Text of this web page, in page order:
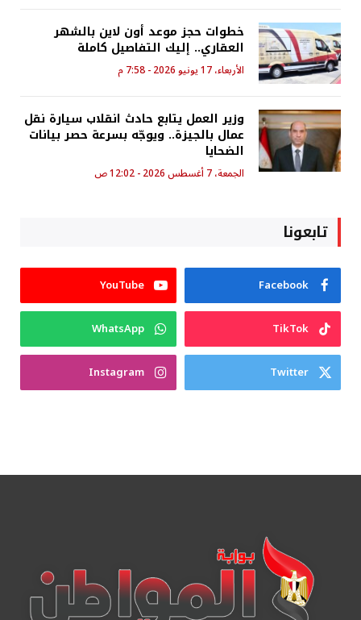
خطوات حجز موعد أون لاين بالشهر
العقاري.. إليك التفاصيل كاملة
الأربعاء، 17 يونيو 2026 - 7:58 م
وزير العمل يتابع حادث انقلاب سيارة نقل
عمال بالجيزة.. ويوجّه بسرعة حصر بيانات
الضحايا
الجمعة، 7 أغسطس 2026 - 12:02 ص
تابعونا
Facebook
YouTube
TikTok
WhatsApp
Twitter
Instagram